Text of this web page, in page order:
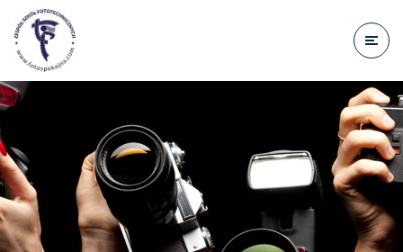
treści